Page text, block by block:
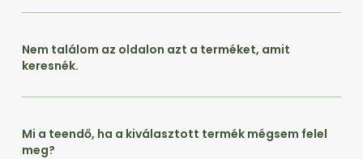
Nem találom az oldalon azt a terméket, amit
keresnék.
Mi a teendő, ha a kiválasztott termék mégsem felel
meg?